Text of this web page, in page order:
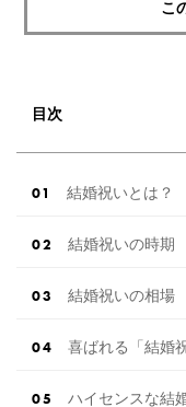
こ
目次
結婚祝いとは？
結婚祝いの時期
結婚祝いの相場
喜ばれる「結婚
ハイセンスな結